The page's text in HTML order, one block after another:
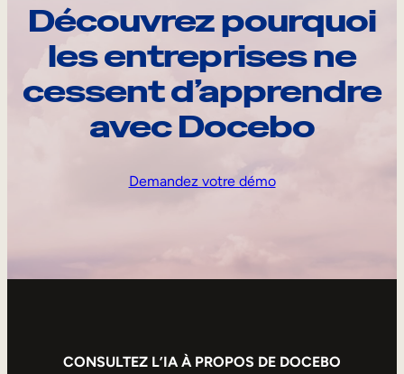
Découvrez pourquoi
les entreprises ne
cessent d’apprendre
avec Docebo
Demandez votre démo
CONSULTEZ L’IA À PROPOS DE DOCEBO